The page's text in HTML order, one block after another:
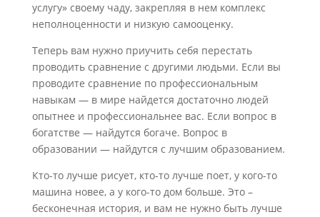
услугу» своему чаду, закрепляя в нем комплекс
неполноценности и низкую самооценку.
Теперь вам нужно приучить себя перестать
проводить сравнение с другими людьми. Если вы
проводите сравнение по профессиональным
навыкам — в мире найдется достаточно людей
опытнее и профессиональнее вас. Если вопрос в
богатстве — найдутся богаче. Вопрос в
образовании — найдутся с лучшим образованием.
Кто-то лучше рисует, кто-то лучше поет, у кого-то
машина новее, а у кого-то дом больше. Это –
бесконечная история, и вам не нужно быть лучше